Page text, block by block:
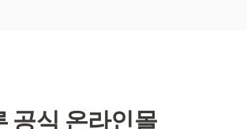
공식 온라인몰